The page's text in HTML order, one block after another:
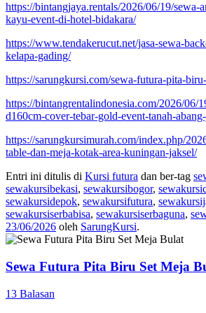
https://bintangjaya.rentals/2026/06/19/sewa-
kayu-event-di-hotel-bidakara/
https://www.tendakerucut.net/jasa-sewa-
kelapa-gading/
https://sarungkursi.com/sewa-futura-pita-
https://bintangrentalindonesia.com/2026/06/
d160cm-cover-tebar-gold-event-tanah-
https://sarungkursimurah.com/index.php/
table-dan-meja-kotak-area-kuningan-jaksel/
Entri ini ditulis di Kursi futura dan ber-tag
sewakursibekasi, sewakursibogor,
sewakursidepok, sewakursifutura,
sewakursiserbabisa, sewakursiserbaguna,
23/06/2026 oleh SarungKursi.
Sewa Futura Pita Biru Set Meja
13 Balasan